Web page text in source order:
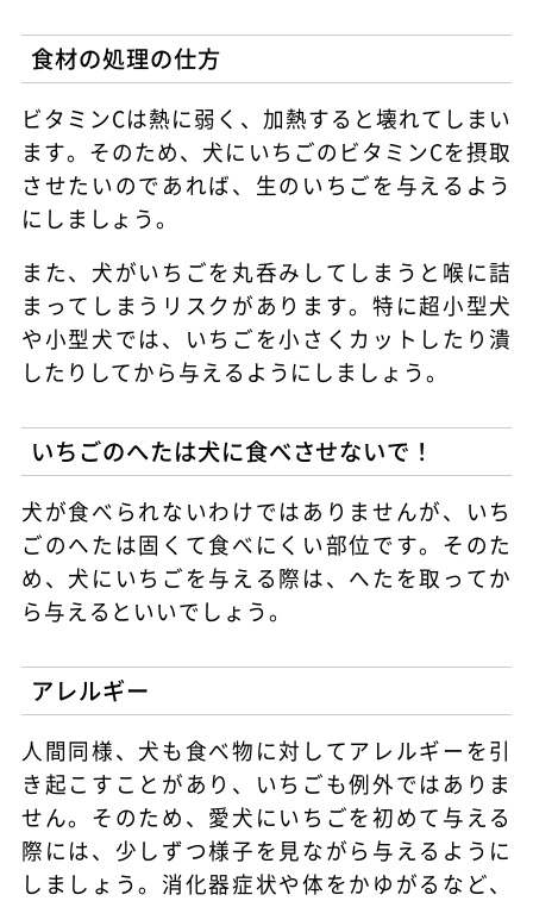
食材の処理の仕方
ビタミンCは熱に弱く、加熱すると壊れてしまい
ます。そのため、犬にいちごのビタミンCを摂取
させたいのであれば、生のいちごを与えるよう
にしましょう。
また、犬がいちごを丸呑みしてしまうと喉に詰
まってしまうリスクがあります。特に超小型犬
や小型犬では、いちごを小さくカットしたり潰
したりしてから与えるようにしましょう。
いちごのへたは犬に食べさせないで！
犬が食べられないわけではありませんが、いち
ごのへたは固くて食べにくい部位です。そのた
め、犬にいちごを与える際は、へたを取ってか
ら与えるといいでしょう。
アレルギー
人間同様、犬も食べ物に対してアレルギーを引
き起こすことがあり、いちごも例外ではありま
せん。そのため、愛犬にいちごを初めて与える
際には、少しずつ様子を見ながら与えるように
しましょう。消化器症状や体をかゆがるなど、